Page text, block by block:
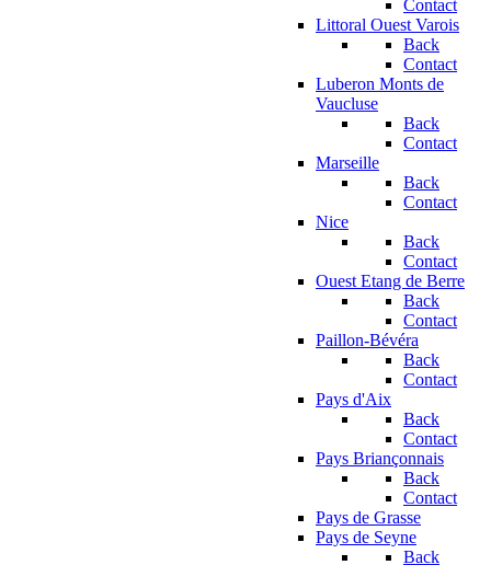
Contact
Littoral Ouest Varois
Back
Contact
Luberon Monts de
Vaucluse
Back
Contact
Marseille
Back
Contact
Nice
Back
Contact
Ouest Etang de Berre
Back
Contact
Paillon-Bévéra
Back
Contact
Pays d'Aix
Back
Contact
Pays Briançonnais
Back
Contact
Pays de Grasse
Pays de Seyne
Back